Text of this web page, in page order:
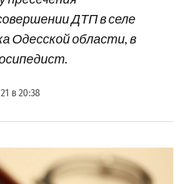
ДТП в селе
Одесской области, в
в 20:38